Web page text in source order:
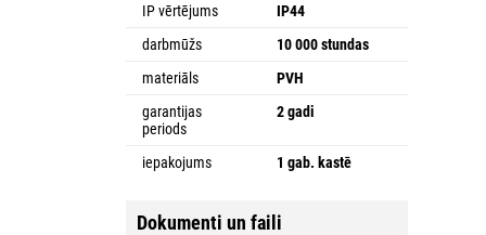
IP vērtējums
IP44
darbmūžs
10 000 stundas
materiāls
PVH
garantijas
periods
2 gadi
iepakojums 1 gab. kastē
Dokumenti un faili